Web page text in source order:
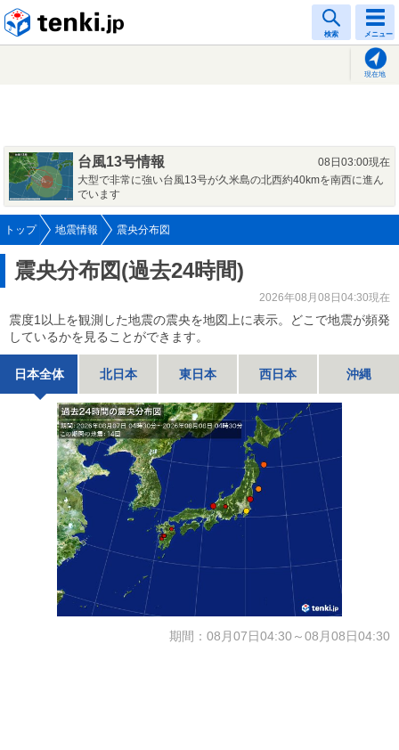
検索 メニュー
現在地
台風13号情報
08日03:00現在
大型で非常に強い台風13号が久米島の北西約40kmを南西に進ん
でいます
トップ 地震情報 震央分布図
震央分布図(過去24時間)
2026年08月08日04:30現在
震度1以上を観測した地震の震央を地図上に表示。どこで地震が頻発
しているかを見ることができます。
日本全体 北日本 東日本 西日本 沖縄
期間：08月07日04:30～08月08日04:30